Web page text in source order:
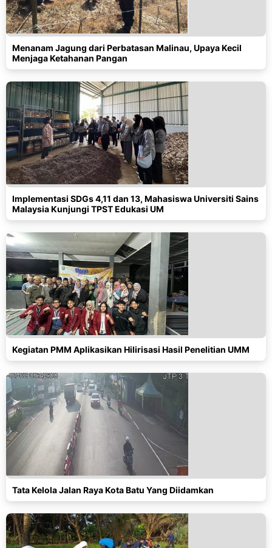
Menanam Jagung dari Perbatasan Malinau, Upaya Kecil
Menjaga Ketahanan Pangan
Implementasi SDGs 4,11 dan 13, Mahasiswa Universiti Sains
Malaysia Kunjungi TPST Edukasi UM
Kegiatan PMM Aplikasikan Hilirisasi Hasil Penelitian UMM
Tata Kelola Jalan Raya Kota Batu Yang Diidamkan